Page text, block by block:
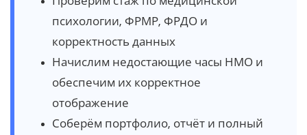
психологии, ФРМР, ФРДО и
корректность данных
Начислим недостающие часы НМО и
обеспечим их корректное
отображение
Соберём портфолио, отчёт и полный